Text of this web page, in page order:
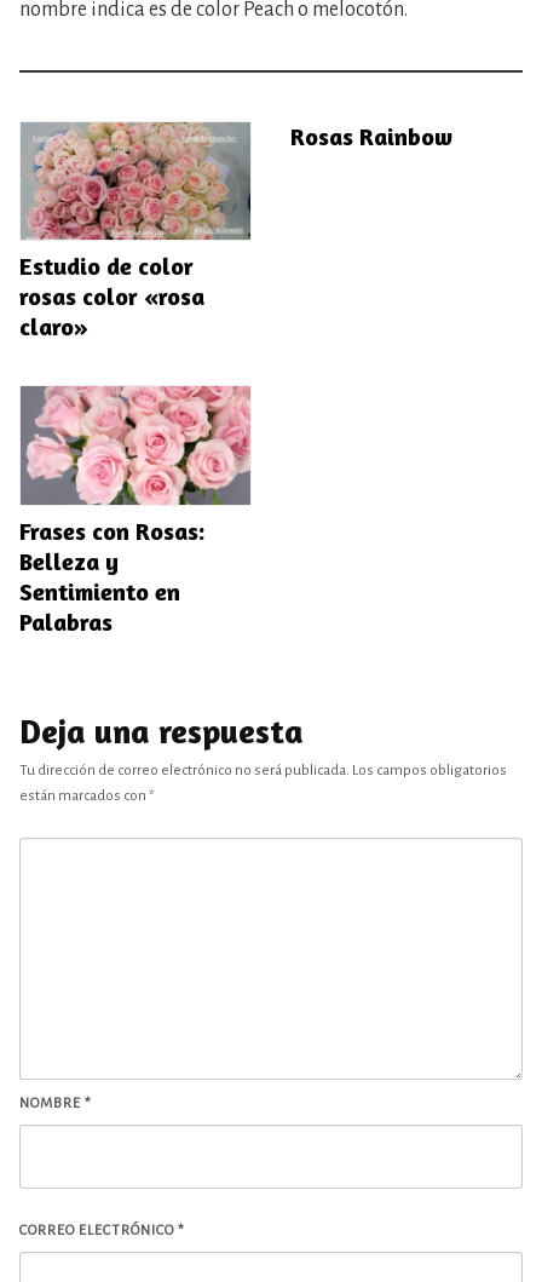
nombre indica es de color Peach o melocotón.
Estudio de color
rosas color «rosa
claro»
Rosas Rainbow
Frases con Rosas:
Belleza y
Sentimiento en
Palabras
Deja una respuesta
Tu dirección de correo electrónico no será publicada. Los campos obligatorios
están marcados con *
NOMBRE *
CORREO ELECTRÓNICO *